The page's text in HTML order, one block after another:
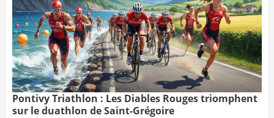
Pontivy Triathlon : Les Diables Rouges triomphent
sur le duathlon de Saint-Grégoire